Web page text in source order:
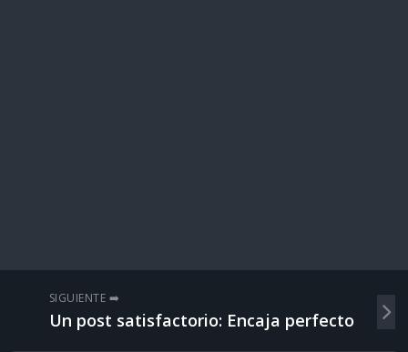
SIGUIENTE ➡️
Un post satisfactorio: Encaja perfecto